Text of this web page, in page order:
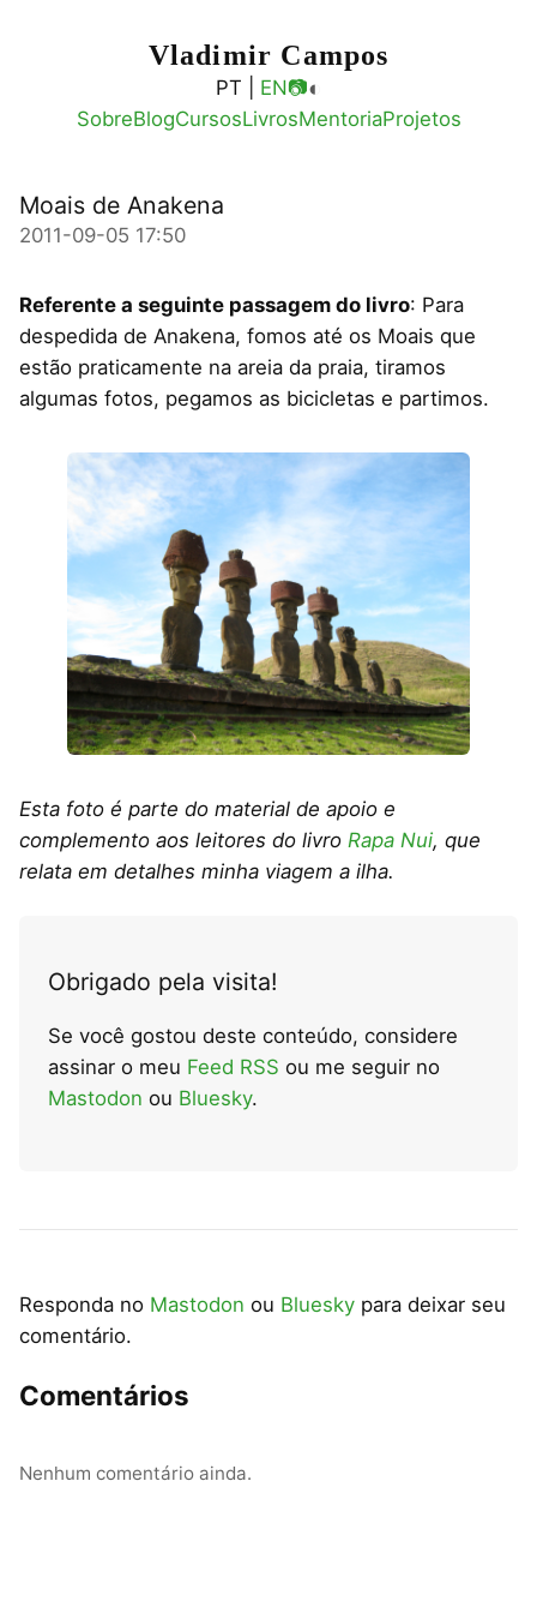
Vladimir Campos
PT | EN📷◐
SobreBlogCursosLivrosMentoriaProjetos
Moais de Anakena
2011-09-05 17:50
Referente a seguinte passagem do livro: Para
despedida de Anakena, fomos até os Moais que
estão praticamente na areia da praia, tiramos
algumas fotos, pegamos as bicicletas e partimos.
Esta foto é parte do material de apoio e
complemento aos leitores do livro Rapa Nui, que
relata em detalhes minha viagem a ilha.
Obrigado pela visita!
Se você gostou deste conteúdo, considere
assinar o meu Feed RSS ou me seguir no
Mastodon ou Bluesky.
Responda no Mastodon ou Bluesky para deixar seu
comentário.
Comentários
Nenhum comentário ainda.